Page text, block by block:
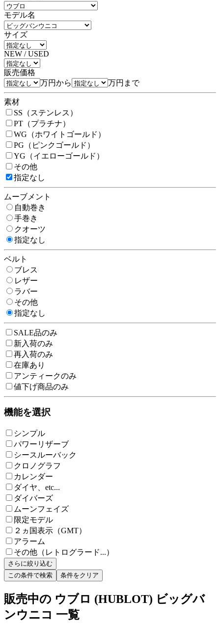
モデル名
サイズ
NEW / USED
販売価格
万円から
万円まで
素材
SS（ステンレス）
PT（プラチナ）
WG（ホワイトゴールド）
PG（ピンクゴールド）
YG（イエローゴールド）
その他
指定なし
ムーブメント
自動巻き
手巻き
クオーツ
指定なし
ベルト
ブレス
レザー
ラバー
その他
指定なし
SALE品のみ
新入荷のみ
再入荷のみ
在庫あり
アンティークのみ
値下げ商品のみ
機能を選択
シンプル
パワーリザーブ
シースルーバック
クロノグラフ
カレンダー
ダイヤ、etc...
ダイバーズ
ムーンフェイズ
限定モデル
２ヵ国表示（GMT）
アラーム
その他（レトログラード...）
さらに絞り込む
この条件で検索
条件をクリア
販売中の ウブロ (HUBLOT) ビッグバ
ンウニコ 一覧